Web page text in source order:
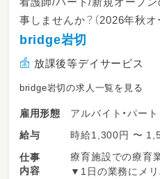
事しませんか？（2026年秋オ
bridge岩切
放課後等デイサービス
bridge岩切の求人一覧を見る
雇用形態
アルバイト・パート
給与
時給1,300円 〜
仕事
内容
療育施設での療育
▼1日の業務にメリ